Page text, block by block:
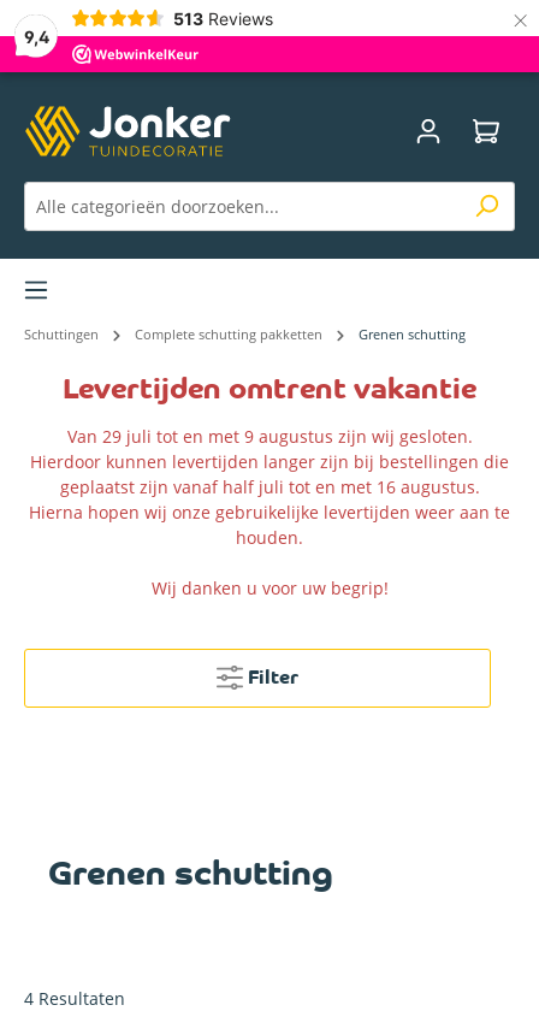
9,4
513 Reviews ×
Schuttingen Complete schutting pakketten Grenen schutting
Levertijden omtrent vakantie
Van 29 juli tot en met 9 augustus zijn wij gesloten.
Hierdoor kunnen levertijden langer zijn bij bestellingen die
geplaatst zijn vanaf half juli tot en met 16 augustus.
Hierna hopen wij onze gebruikelijke levertijden weer aan te
houden.
Wij danken u voor uw begrip!
Filter
Grenen schutting
4 Resultaten